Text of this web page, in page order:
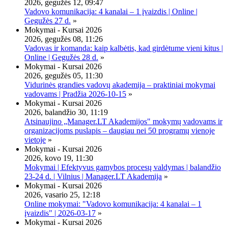
2026, gegužės 12, 09:47
Vadovo komunikacija: 4 kanalai – 1 įvaizdis | Online |
Gegužės 27 d. »
Mokymai - Kursai 2026
2026, gegužės 08, 11:26
Vadovas ir komanda: kaip kalbėtis, kad girdėtume vieni kitus |
Online | Gegužės 28 d. »
Mokymai - Kursai 2026
2026, gegužės 05, 11:30
Vidurinės grandies vadovų akademija – praktiniai mokymai
vadovams | Pradžia 2026-10-15 »
Mokymai - Kursai 2026
2026, balandžio 30, 11:19
Atsinaujino „Manager.LT Akademijos" mokymų vadovams ir
organizacijoms puslapis – daugiau nei 50 programų vienoje
vietoje »
Mokymai - Kursai 2026
2026, kovo 19, 11:30
Mokymai | Efektyvus gamybos procesų valdymas | balandžio
23-24 d. | Vilnius | Manager.LT Akademija »
Mokymai - Kursai 2026
2026, vasario 25, 12:18
Online mokymai: "Vadovo komunikacija: 4 kanalai – 1
įvaizdis" | 2026-03-17 »
Mokymai - Kursai 2026